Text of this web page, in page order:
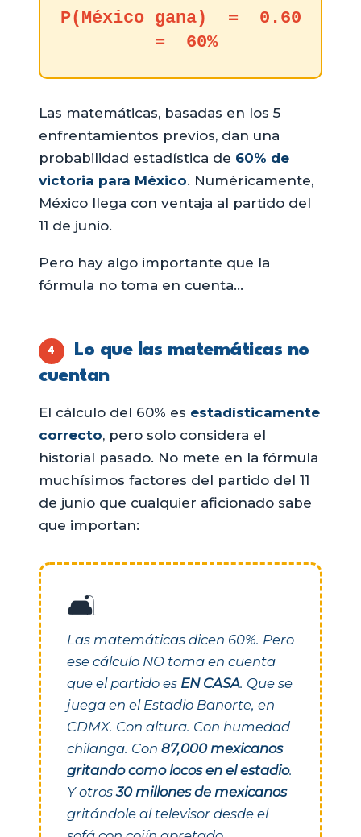
P(México gana) = 0.60
= 60%
Las matemáticas, basadas en los 5
enfrentamientos previos, dan una
probabilidad estadística de 60% de
victoria para México. Numéricamente,
México llega con ventaja al partido del
11 de junio.
Pero hay algo importante que la
fórmula no toma en cuenta…
4
Lo que las matemáticas no
cuentan
El cálculo del 60% es estadísticamente
correcto, pero solo considera el
historial pasado. No mete en la fórmula
muchísimos factores del partido del 11
de junio que cualquier aficionado sabe
que importan:
🛋️
Las matemáticas dicen 60%. Pero
ese cálculo NO toma en cuenta
que el partido es EN CASA. Que se
juega en el Estadio Banorte, en
CDMX. Con altura. Con humedad
chilanga. Con 87,000 mexicanos
gritando como locos en el estadio.
Y otros30 millones de mexicanos
gritándole al televisor desde el